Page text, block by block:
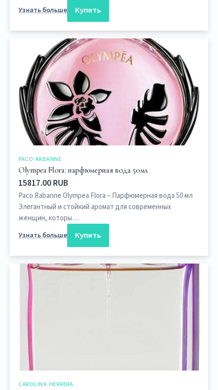
Узнать больше
Купить
PACO RABANNE
Olympea Flora: парфюмерная вода 50мл
15817.00 RUB
Paco Rabanne Olympea Flora – Парфюмерная вода 50 мл
Элегантный и стойкий аромат для современных
женщин, которы…
Узнать больше
Купить
CAROLINA HERRERA